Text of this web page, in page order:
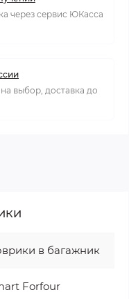
через сервис ЮКасса
выбор, доставка до
в багажник
Forfour